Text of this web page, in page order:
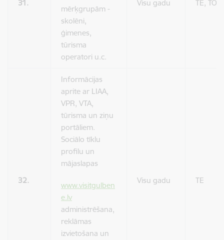
31.
mērķgrupām -
skolēni,
ģimenes,
tūrisma
operatori u.c.
Visu gadu TE, TO
32.
Informācijas
aprite ar LIAA,
VPR, VTA,
tūrisma un ziņu
portāliem.
Sociālo tīklu
profilu un
mājaslapas
www.visitgulben
e.lv
administrēšana,
reklāmas
izvietošana un
Visu gadu TE